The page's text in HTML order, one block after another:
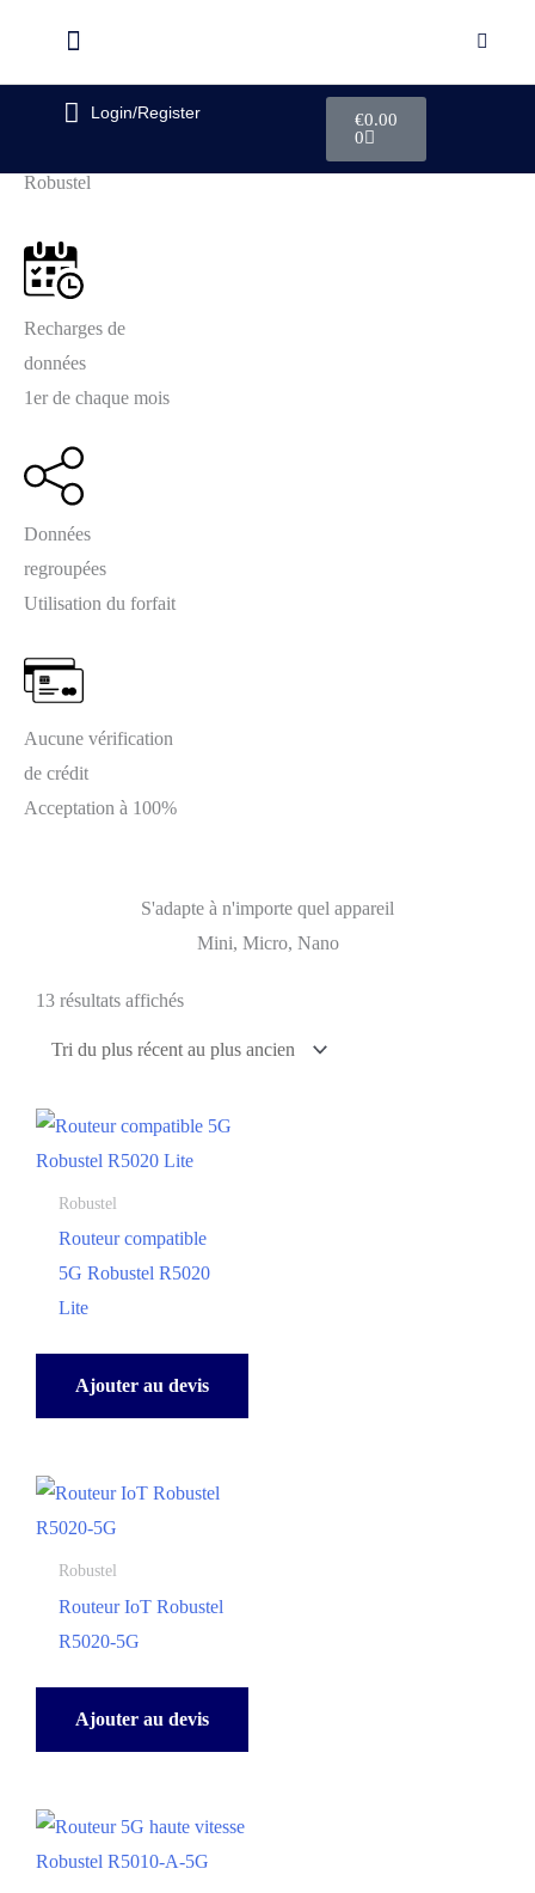
Login/Register €0.00
0
Robustel
Recharges de
données
1er de chaque mois
Données
regroupées
Utilisation du forfait
Aucune vérification
de crédit
Acceptation à 100%
S'adapte à n'importe quel appareil
Mini, Micro, Nano
13 résultats affichés
Robustel
Routeur compatible
5G Robustel R5020
Lite
Ajouter au devis
Robustel
Routeur IoT Robustel
R5020-5G
Ajouter au devis